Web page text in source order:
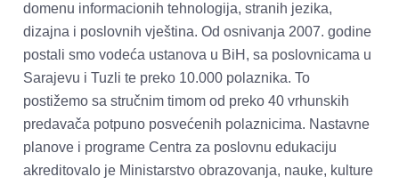
domenu informacionih tehnologija, stranih jezika,
dizajna i poslovnih vještina. Od osnivanja 2007. godine
postali smo vodeća ustanova u BiH, sa poslovnicama u
Sarajevu i Tuzli te preko 10.000 polaznika. To
postižemo sa stručnim timom od preko 40 vrhunskih
predavača potpuno posvećenih polaznicima. Nastavne
planove i programe Centra za poslovnu edukaciju
akreditovalo je Ministarstvo obrazovanja, nauke, kulture